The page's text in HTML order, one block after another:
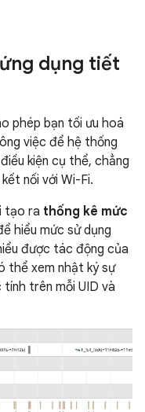
dụng tiết
phép bạn tối ưu hoá
việc để hệ thống
kiện cụ thể, chẳng
nối với Wi-Fi.
tạo ra thống kê mức
hiểu mức sử dụng
được tác động của
thể xem nhật ký sự
tính trên mỗi UID và